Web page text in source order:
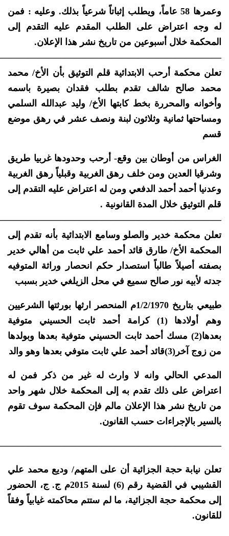
وعمرها 58 عاماً، ويطلب إثباتاً شرعياً بذلك. وعليه : فمن
له وجه اعتراض على الطلب المقدم عليه التقدم إلى
المحكمة خلال أسبوعين من تاريخ نشر هذا الإعلان.
تعلن محكمة أرحب الابتدائية قلم التوثيق بأن الأخ/ محمد
محمد صالح شالف تقدم بطلب فقدان بصيرة باسمه
وأخوانه والمحررة بخط كابتها الأخ/ وليد عبدالله السلمي
ومساحتها ثمانية وثلاثون لبنة ونصف عشر في رهق موضع
قسم
الغراس من أوطان بين وقع- أرحب وحدودها غربيا طريق
وشرقيا العدين ومن خلف رهق الغربية وقبلياً رهق الغربية
وعدنيا أحمد أحمد الدفعي ومن له اعتراض عليه التقدم إلى
قلم التوثيق خلال المدة القانونية .
تعلن محكمة خدير والصلو وسامع الابتدائية بأنه تقدم إلى
المحكمة الأخ/ طارق قائد أحمد علي ثابت من أهالي خدير
بصفته أصيلاً طالباً استصدار حكم انحصار وراثة المتوفيه
جدته لأبيه نور صالح سميع في محل الزيلغي خدير بسبب
طبيعي بتاريخ 1/2/1970م المنحصر ارثها بورثتها الشرعيين
وهم أولادها (1) كرامة أحمد ثابت الحسيني متوفية
بعدها(2) مسك أحمد ثابت الحسيني متوفية بعدها وبولدها
من زوج آخر(3)قائد أحمد علي ثابت متوفي بعدها وهو والد
المدعي الحالي وانه لا وارث له غير من ذكر فمن له
اعتراض على ذلك تقدم به إلى المحكمة خلال شهر واحد
من تاريخ نشر هذا الإعلان مالم فإن المحكمة سوف تقوم
بالسير بالإجراءات حسب القانون.
تعلن نيابة حجة الجزائية أن على المتهم/ وديع محمد علي
القشيبي في القضية رقم (6) لسنة 2015م ج. ج، الحضور
إلى محكمة حجة الجزائية، ما لم ستتم محاكمته غيابياً وفقاً
للقانون.